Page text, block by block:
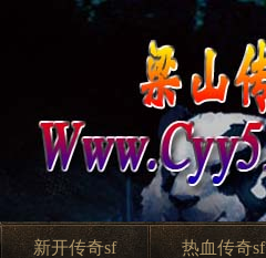
新开传奇sf 热血传奇sf